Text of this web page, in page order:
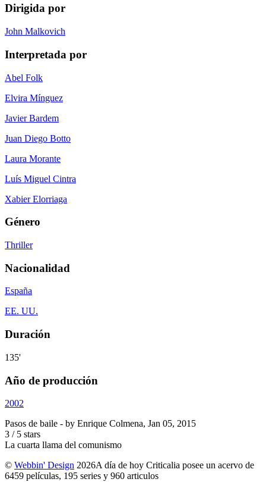
Dirigida por
John Malkovich
Interpretada por
Abel Folk
Elvira Mínguez
Javier Bardem
Juan Diego Botto
Laura Morante
Luís Miguel Cintra
Xabier Elorriaga
Género
Thriller
Nacionalidad
España
EE. UU.
Duración
135'
Año de producción
2002
Pasos de baile - by Enrique Colmena, Jan 05, 2015
3 / 5 stars
La cuarta llama del comunismo
© Webbin' Design 2026A día de hoy Criticalia posee un acervo de
6459 películas, 195 series y 960 articulos